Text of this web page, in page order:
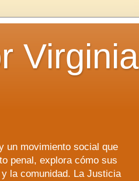
Virginia
un movimiento social que
penal, explora cómo sus
la comunidad. La Justicia